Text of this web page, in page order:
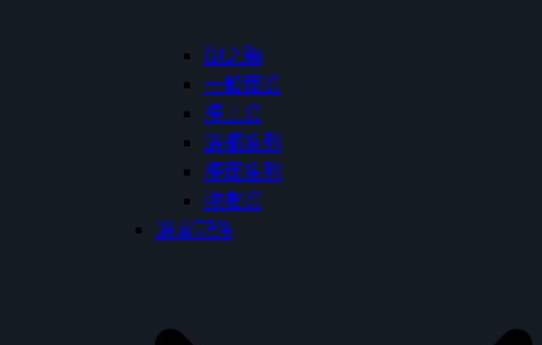
御之釉
一般面盆
檯上盆
浴櫃系列
檯面系列
拖布盆
浴室配件